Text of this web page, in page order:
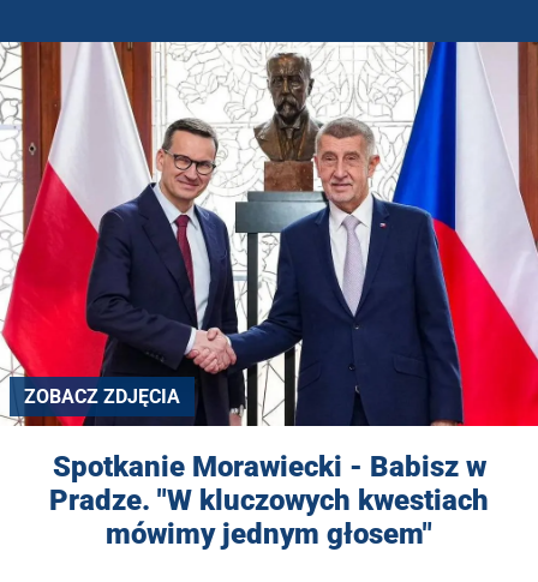
ZOBACZ ZDJĘCIA
Spotkanie Morawiecki - Babisz w
Pradze. "W kluczowych kwestiach
mówimy jednym głosem"